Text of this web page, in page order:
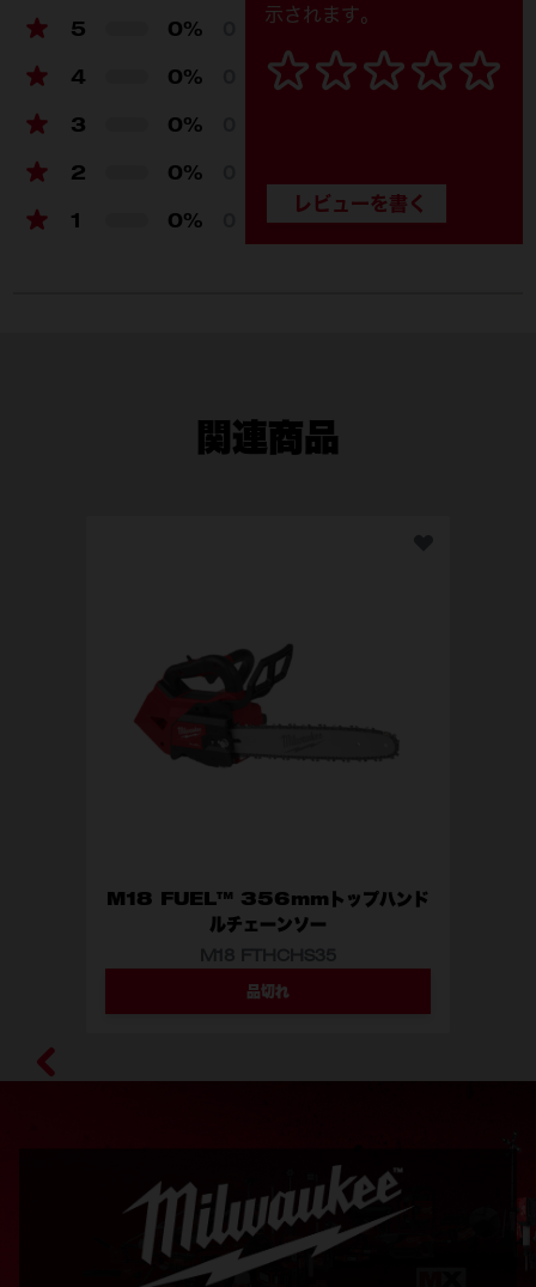
チェーンゲージ 1.1mmのロープロファイル
チェーンリンク数 59
5 0%
4 0%
3 0%
2 0%
1 0%
示されます。
関連商品
M18 FUEL™ 356mmトップハンド
ルチェーンソー
品切れ